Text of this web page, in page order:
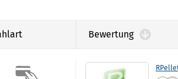
Bewertung